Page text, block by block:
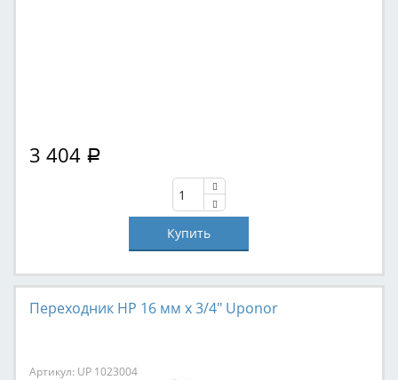
3 404 Р
Переходник НР 16 мм х 3/4" Uponor
Артикул: UP 1023004